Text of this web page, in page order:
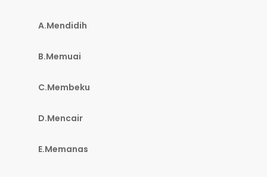
A.Mendidih
B.Memuai
C.Membeku
D.Mencair
E.Memanas